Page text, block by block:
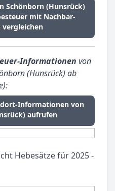
Schönborn (Hunsrück)
mit Nachbar-
vergleichen
Informationen von
(Hunsrück) ab
Informationen von
aufrufen